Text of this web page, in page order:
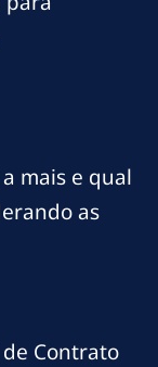
mais e qual
as
de Contrato